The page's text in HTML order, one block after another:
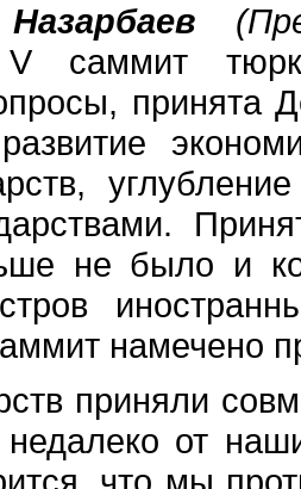
саммит
принята
не было и
намечено
приняли
недалеко от